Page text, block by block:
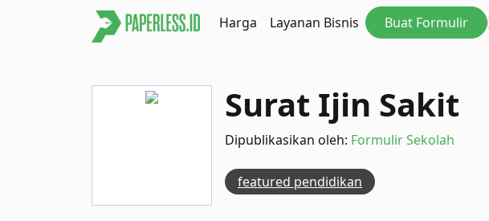
Harga Layanan Bisnis Buat Formulir
Surat Ijin Sakit
Dipublikasikan oleh: Formulir Sekolah
featured pendidikan